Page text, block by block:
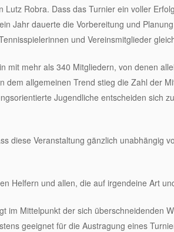
Lutz Robra. Dass das Turnier ein voller
Jahr dauerte die Vorbereitung und
und Vereinsmitglieder
mit mehr als 340 Mitgliedern, von denen
dem allgemeinen Trend stieg die Zahl der
Jugendliche entscheiden sich
diese Veranstaltung gänzlich unabhängig
Helfern und allen, die auf irgendeine Art
im Mittelpunkt der sich überschneidenden
geeignet für die Austragung eines